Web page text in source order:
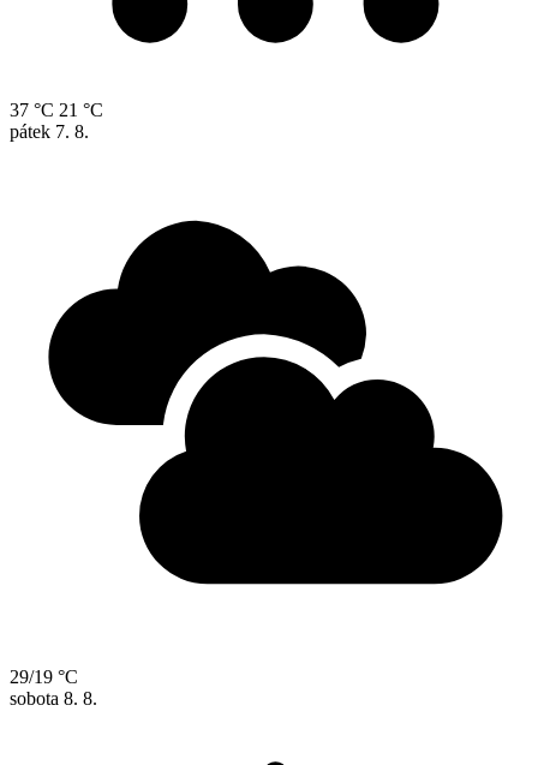
37 °C 21 °C
pátek 7. 8.
29/19 °C
sobota 8. 8.